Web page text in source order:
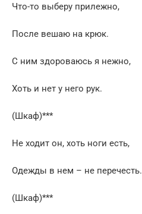
Что-то выберу прилежно,
После вешаю на крюк.
С ним здороваюсь я нежно,
Хоть и нет у него рук.
(Шкаф)***
Не ходит он, хоть ноги есть,
Одежды в нем – не перечесть.
(Шкаф)***